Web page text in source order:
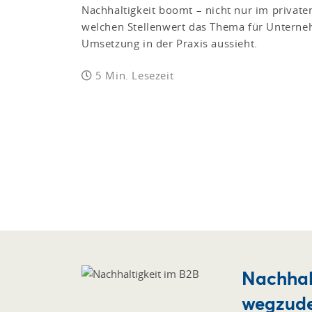
Nachhaltigkeit boomt – nicht nur im
welchen Stellenwert das Thema für
Umsetzung in der Praxis aussieht.
5 Min. Lesezeit